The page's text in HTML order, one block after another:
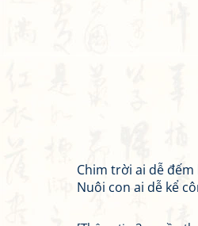
Chim trời ai dễ đếm
Nuôi con ai dễ kể